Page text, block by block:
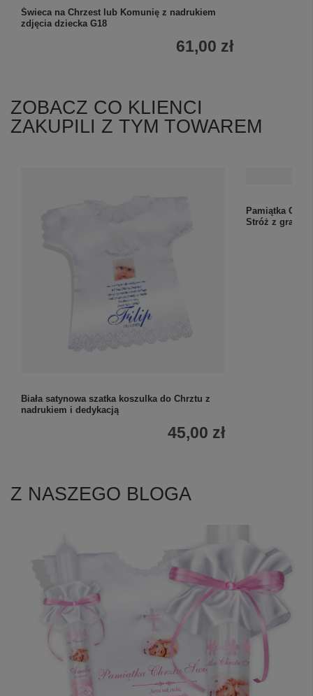
Świeca na Chrzest lub Komunię z nadrukiem
zdjęcia dziecka G18
61,00 zł
ZOBACZ CO KLIENCI
ZAKUPILI Z TYM TOWAREM
Biała satynowa szatka koszulka do Chrztu z
nadrukiem i dedykacją
45,00 zł
Z NASZEGO BLOGA